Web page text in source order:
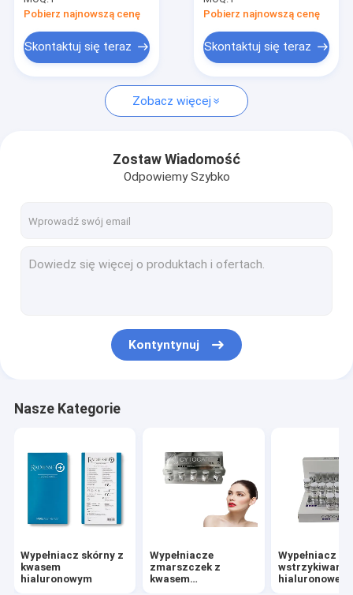
Poprosić o wycenę
Wypełniacze zmarszczek z kwasem hialuronowym
Wypełniacz do wstrzykiwania kwasu hialuronowego
Nici PDO PCL PLLA
Złoty peptyd białkowy
Żel do dokręcania kobiet
Zestaw do strugania Derma
Igła do mikrokaniuli
Pobierz najnowszą cenę
Skontaktuj się teraz
Pobierz najnowszą cenę
Skontaktuj się teraz
Zobacz więcej
Zostaw Wiadomość
Odpowiemy Szybko
Kontyntynuj
Nasze Kategorie
Wypełniacz skórny z
kwasem
hialuronowym
Wypełniacze
zmarszczek z
kwasem
Wypełniacz do
wstrzykiwania
hialuronowego